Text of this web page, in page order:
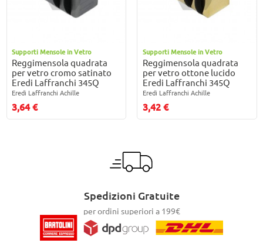
Supporti Mensole in Vetro
Reggimensola quadrata
per vetro cromo satinato
Eredi Laffranchi 345Q
Eredi Laffranchi Achille
3,64 €
Supporti Mensole in Vetro
Reggimensola quadrata
per vetro ottone lucido
Eredi Laffranchi 345Q
Eredi Laffranchi Achille
3,42 €
Spedizioni Gratuite
per ordini superiori a 199€